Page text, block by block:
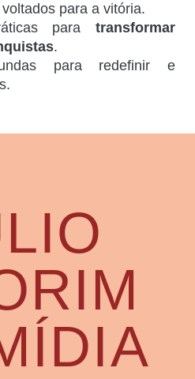
para a vitória.
para transformar
.
para redefinir e